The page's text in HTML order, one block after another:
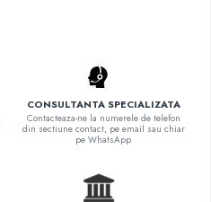
CONSULTANTA SPECIALIZATA
Contacteaza-ne la numerele de telefon
din sectiune contact, pe email sau chiar
pe WhatsApp